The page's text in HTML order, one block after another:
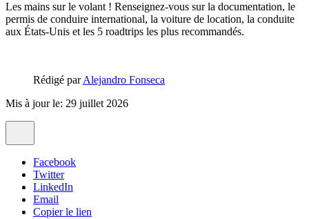
Les mains sur le volant ! Renseignez-vous sur la documentation, le
permis de conduire international, la voiture de location, la conduite
aux États-Unis et les 5 roadtrips les plus recommandés.
Rédigé parAlejandro Fonseca
Mis à jour le: 29 juillet 2026
Facebook
Twitter
LinkedIn
Email
Copier le lien